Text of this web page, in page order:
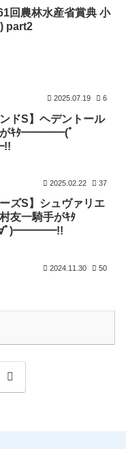
回農林水産省賞典 小
part2
2025.07.19 6
ンドS】ヘデントール
がｷﾀ━━━━(ﾟ
2025.02.22 37
ーズS】シュヴァリエ
友一騎手がｷﾀ
ﾟ)━━━━!!
2024.11.30 50
次